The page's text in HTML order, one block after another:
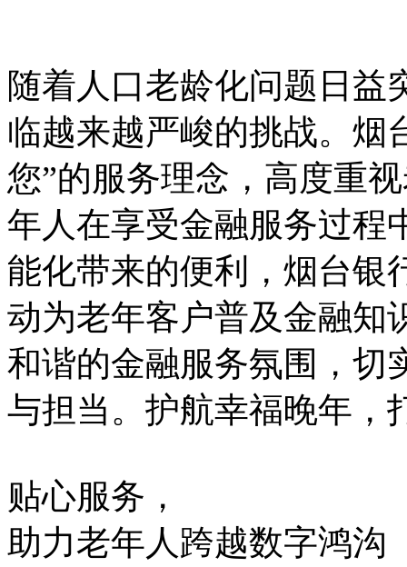
随着人口老龄化问题日益
临越来越严峻的挑战。烟
您”的服务理念，高度重
年人在享受金融服务过程
能化带来的便利，烟台银
动为老年客户普及金融知
和谐的金融服务氛围，切
与担当。护航幸福晚年，
贴心服务，
助力老年人跨越数字鸿沟